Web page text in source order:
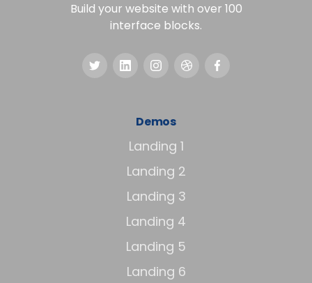
Build your website with over 100
interface blocks.
Demos
Landing 1
Landing 2
Landing 3
Landing 4
Landing 5
Landing 6